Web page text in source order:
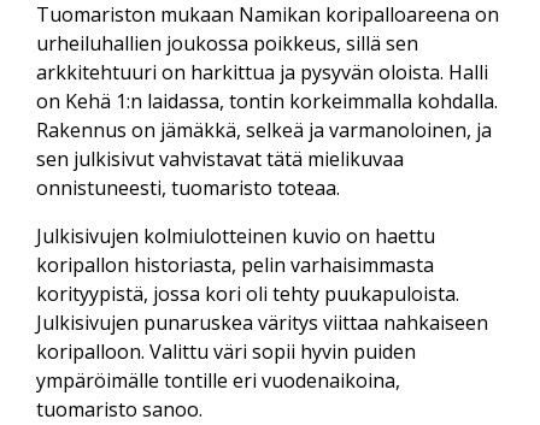
Tuomariston mukaan Namikan koripalloareena on
urheiluhallien joukossa poikkeus, sillä sen
arkkitehtuuri on harkittua ja pysyvän oloista. Halli
on Kehä 1:n laidassa, tontin korkeimmalla kohdalla.
Rakennus on jämäkkä, selkeä ja varmanoloinen, ja
sen julkisivut vahvistavat tätä mielikuvaa
onnistuneesti, tuomaristo toteaa.
Julkisivujen kolmiulotteinen kuvio on haettu
koripallon historiasta, pelin varhaisimmasta
korityypistä, jossa kori oli tehty puukapuloista.
Julkisivujen punaruskea väritys viittaa nahkaiseen
koripalloon. Valittu väri sopii hyvin puiden
ympäröimälle tontille eri vuodenaikoina,
tuomaristo sanoo.